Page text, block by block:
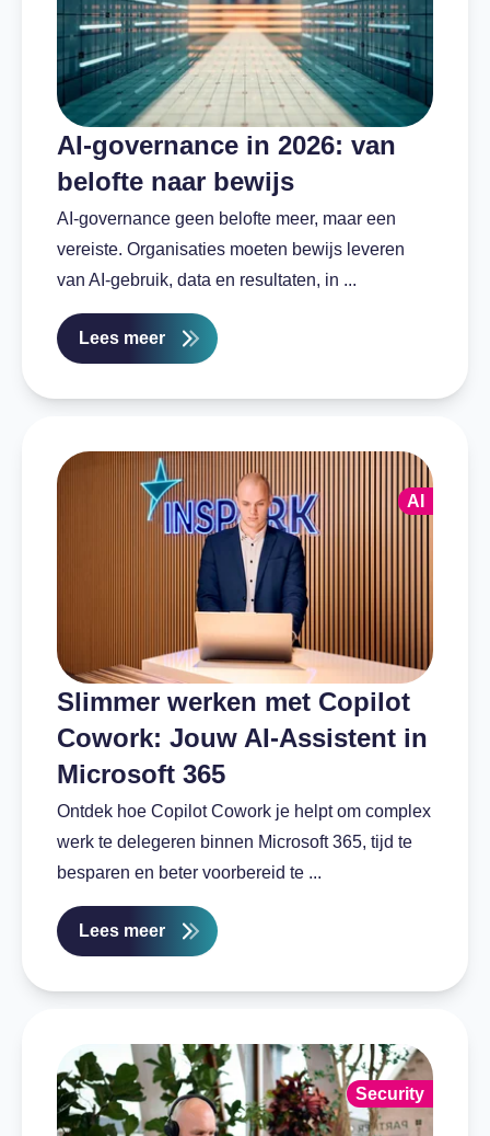
AI-governance in 2026: van
belofte naar bewijs
AI-governance geen belofte meer, maar een
vereiste. Organisaties moeten bewijs leveren
van AI-gebruik, data en resultaten, in ...
Lees meer
Slimmer werken met Copilot
Cowork: Jouw AI-Assistent in
Microsoft 365
Ontdek hoe Copilot Cowork je helpt om complex
werk te delegeren binnen Microsoft 365, tijd te
besparen en beter voorbereid te ...
Lees meer
AI
Security